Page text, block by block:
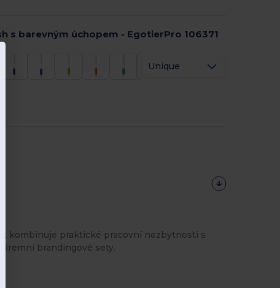
s barevným úchopem - EgotierPro 106371
Unique
kombinuje praktické pracovní nezbytnosti s
brandingové sety.